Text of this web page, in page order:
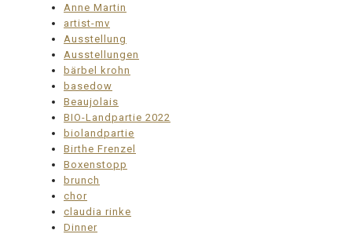
Anne Martin
artist-mv
Ausstellung
Ausstellungen
bärbel krohn
basedow
Beaujolais
BIO-Landpartie 2022
biolandpartie
Birthe Frenzel
Boxenstopp
brunch
chor
claudia rinke
Dinner